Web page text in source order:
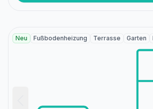
Neu Fußbodenheizung Terrasse Garten